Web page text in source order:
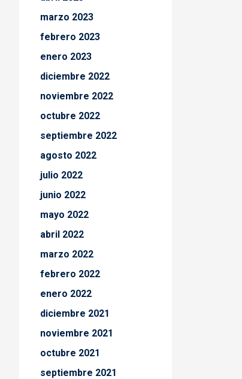
marzo 2023
febrero 2023
enero 2023
diciembre 2022
noviembre 2022
octubre 2022
septiembre 2022
agosto 2022
julio 2022
junio 2022
mayo 2022
abril 2022
marzo 2022
febrero 2022
enero 2022
diciembre 2021
noviembre 2021
octubre 2021
septiembre 2021